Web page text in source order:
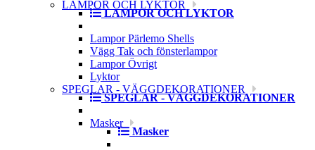
LAMPOR OCH LYKTOR
LAMPOR OCH LYKTOR
Lampor Pärlemo Shells
Vägg Tak och fönsterlampor
Lampor Övrigt
Lyktor
SPEGLAR - VÄGGDEKORATIONER
SPEGLAR - VÄGGDEKORATIONER
Masker
Masker